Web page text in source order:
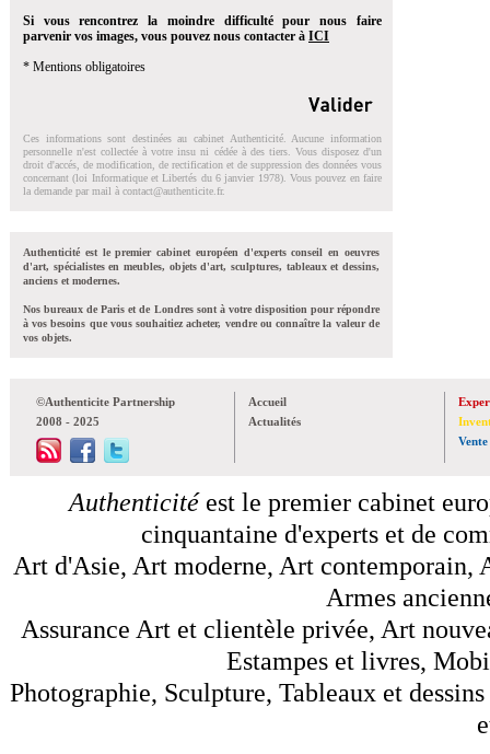
Si vous rencontrez la moindre difficulté pour nous faire
parvenir vos images, vous pouvez nous contacter à ICI
* Mentions obligatoires
Ces informations sont destinées au cabinet Authenticité. Aucune information
personnelle n'est collectée à votre insu ni cédée à des tiers. Vous disposez d'un
droit d'accés, de modification, de rectification et de suppression des données vous
concernant (loi Informatique et Libertés du 6 janvier 1978). Vous pouvez en faire
la demande par mail à contact@authenticite.fr.
Authenticité est le premier cabinet européen d'experts conseil en oeuvres
d'art, spécialistes en meubles, objets d'art, sculptures, tableaux et dessins,
anciens et modernes.
Nos bureaux de Paris et de Londres sont à votre disposition pour répondre
à vos besoins que vous souhaitiez acheter, vendre ou connaître la valeur de
vos objets.
©Authenticite Partnership
2008 - 2025
Accueil
Actualités
Vente
Authenticitéest le premier cabinet
cinquantaine d'experts et de
Art d'Asie, Art moderne, Art contemporain,
Armes
Assurance Art et clientèle privée, Art
Estampes et livres,
Photographie, Sculpture, Tableaux et